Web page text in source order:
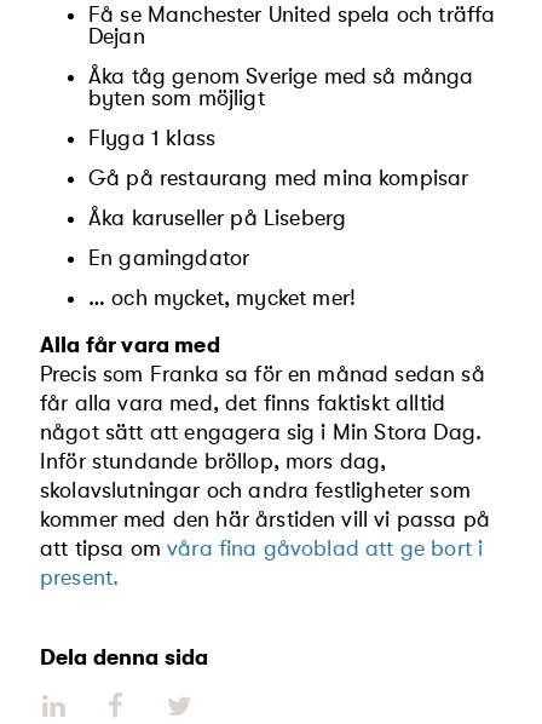
Få se Manchester United spela och träffa
Dejan
Åka tåg genom Sverige med så många
byten som möjligt
Flyga 1 klass
Gå på restaurang med mina kompisar
Åka karuseller på Liseberg
En gamingdator
… och mycket, mycket mer!
Alla får vara med
Precis som Franka sa för en månad sedan så
får alla vara med, det finns faktiskt alltid
något sätt att engagera sig i Min Stora Dag.
Inför stundande bröllop, mors dag,
skolavslutningar och andra festligheter som
kommer med den här årstiden vill vi passa på
att tipsa omvåra fina gåvoblad att ge bort i
present.
Dela denna sida